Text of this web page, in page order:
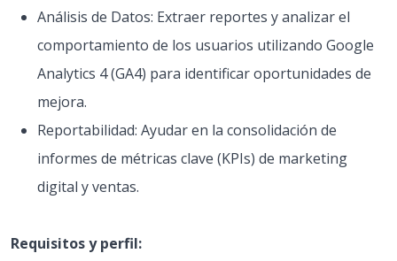
Análisis de Datos: Extraer reportes y analizar el
comportamiento de los usuarios utilizando Google
Analytics 4 (GA4) para identificar oportunidades de
mejora.
Reportabilidad: Ayudar en la consolidación de
informes de métricas clave (KPIs) de marketing
digital y ventas.
Requisitos y perfil: